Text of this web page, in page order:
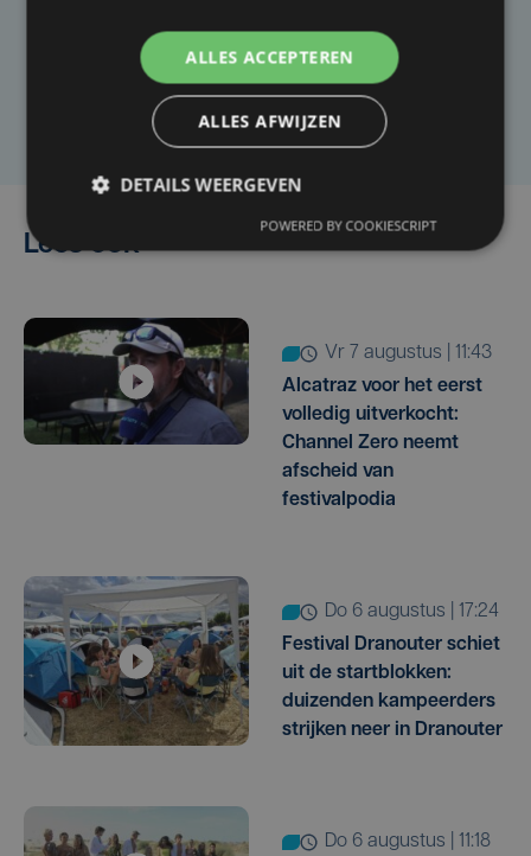
artikel?
Laat het ons weten
Lees ook
vr 7 augustus | 11:43
Alcatraz voor het eerst
volledig uitverkocht:
Channel Zero neemt
afscheid van
festivalpodia
do 6 augustus | 17:24
Festival Dranouter schiet
uit de startblokken:
duizenden kampeerders
strijken neer in Dranouter
do 6 augustus | 11:18
ALLES ACCEPTEREN
ALLES AFWIJZEN
DETAILS WEERGEVEN
POWERED BY COOKIESCRIPT